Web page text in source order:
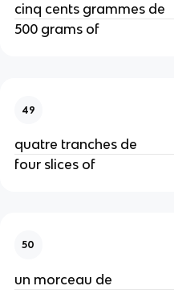
cinq cents grammes de
500 grams of
49
quatre tranches de
four slices of
50
un morceau de